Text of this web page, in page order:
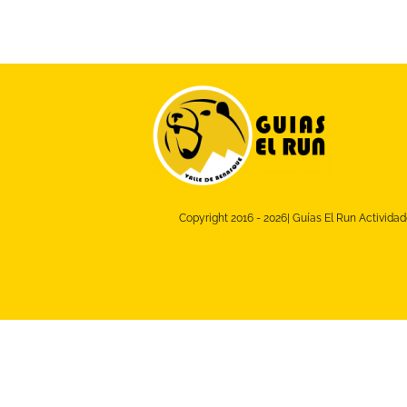
Copyright 2016 - 2026| Guías El Run